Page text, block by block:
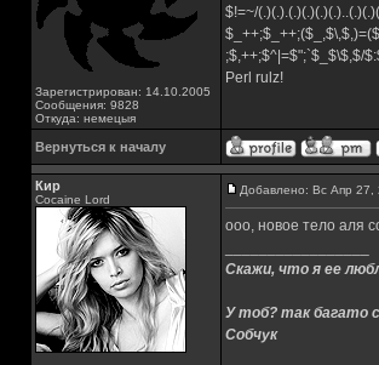
Зарегистрирован: 14.10.2005
Сообщения: 9828
Откуда: немецыя
$!=~/
;$,++;$^|=$";`$_$\$,$/
Perl rulz!
Вернуться к началу
Кир
Cocaine Lord
Добавлено: Вс Апр 27,
ооо, новое тело аля
Скажи, что я ее
У тоб? так багато
Собчук